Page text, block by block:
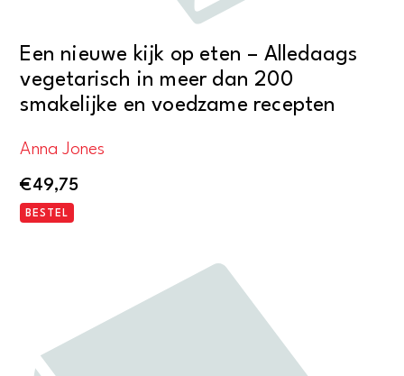
Een nieuwe kijk op eten – Alledaags
vegetarisch in meer dan 200
smakelijke en voedzame recepten
Anna Jones
€49,75
BESTEL